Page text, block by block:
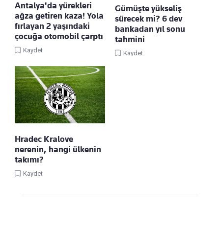
Antalya'da yürekleri
ağza getiren kaza! Yola
fırlayan 2 yaşındaki
çocuğa otomobil çarptı
Kaydet
Gümüşte yükseliş
sürecek mi? 6 dev
bankadan yıl sonu
tahmini
Kaydet
Hradec Kralove
nerenin, hangi ülkenin
takımı?
Kaydet